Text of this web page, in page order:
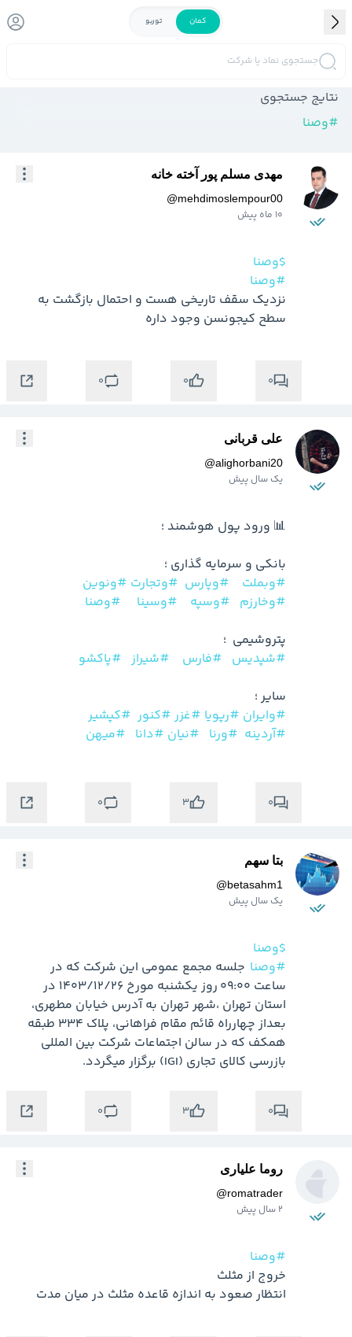
کمان توربو
جستجوی نماد یا شرکت
نتایج جستجوی
#وصنا
مهدی مسلم پور آخته خانه
@mehdimoslempour00
10 ماه پیش
$وصنا
#وصنا
سطح کیجونسن وجود داره
0
0
0
علی قربانی
@alighorbani20
یک سال پیش
بانکی و سرمایه گذاری ؛
#وبملت
#وپارس #وتجارت #ونوین
#وخارزم #وسپه #وسینا
#وصنا
پتروشیمی  ؛
#شپدیس #فارس #شیراز #پاکشو
سایر ؛
#وایران #رپویا #غزر #کنور #کپشیر
#آردینه #ورنا #نیان #دانا #میهن
0
3
0
بتا سهم
@betasahm1
یک سال پیش
$وصنا
#وصنا
بازرسي کالاي تجاري (IGI) برگزار میگردد.
0
3
0
روما علیاری
@romatrader
2 سال پیش
#وصنا
انتظار صعود به اندازه قاعده مثلث در میان مدت